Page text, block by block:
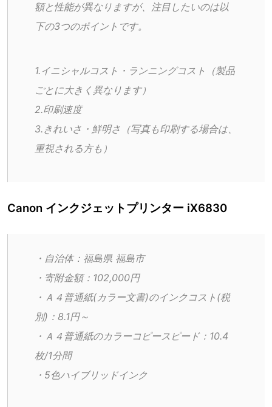
額と性能が異なりますが、注目したいのは以
下の3つのポイントです。
1.イニシャルコスト・ランニングコスト（製品
ごとに大きく異なります）
2.印刷速度
3.きれいさ・鮮明さ（写真も印刷する場合は、
重視される方も）
Canon インクジェットプリンター iX6830
・自治体：福島県 福島市
・寄附金額：102,000円
・Ａ４普通紙(カラー文書)のインクコスト(税
別)：8.1円～
・Ａ４普通紙のカラーコピースピード：10.4
枚/1分間
・5色ハイブリッドインク